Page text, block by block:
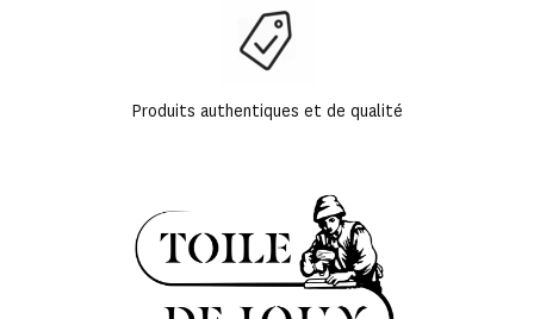
Produits authentiques et de qualité